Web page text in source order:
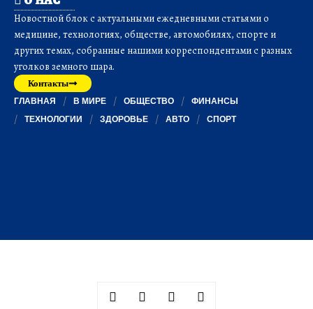
Новостной блок с актуальными ежедневными статьями о
медицине, технологиях, обществе, автомобилях, спорте и
других темах, собранные нашими корреспондентами с разных
уголков земного шара.
Контакты
ГЛАВНАЯ В МИРЕ ОБЩЕСТВО
ФИНАНСЫ
ТЕХНОЛОГИИ
ЗДОРОВЬЕ АВТО СПОРТ